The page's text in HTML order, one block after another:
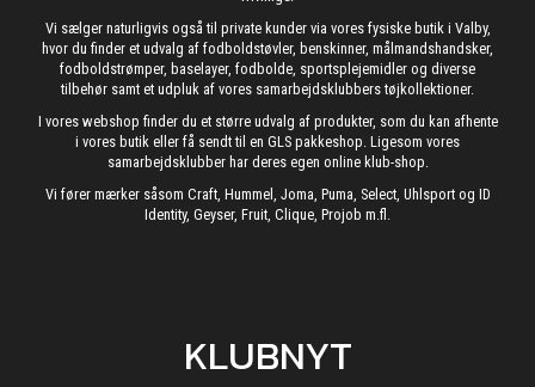
Vi sælger naturligvis også til private kunder via vores fysiske butik i Valby,
hvor du finder et udvalg af fodboldstøvler, benskinner, målmandshandsker,
fodboldstrømper, baselayer, fodbolde, sportsplejemidler og diverse
tilbehør samt et udpluk af vores samarbejdsklubbers tøjkollektioner.
I vores webshop finder du et større udvalg af produkter, som du kan afhente
i vores butik eller få sendt til en GLS pakkeshop. Ligesom vores
samarbejdsklubber har deres egen online klub-shop.
Vi fører mærker såsom Craft, Hummel, Joma, Puma, Select, Uhlsport og ID
Identity, Geyser, Fruit, Clique, Projob m.fl.
KLUBNYT